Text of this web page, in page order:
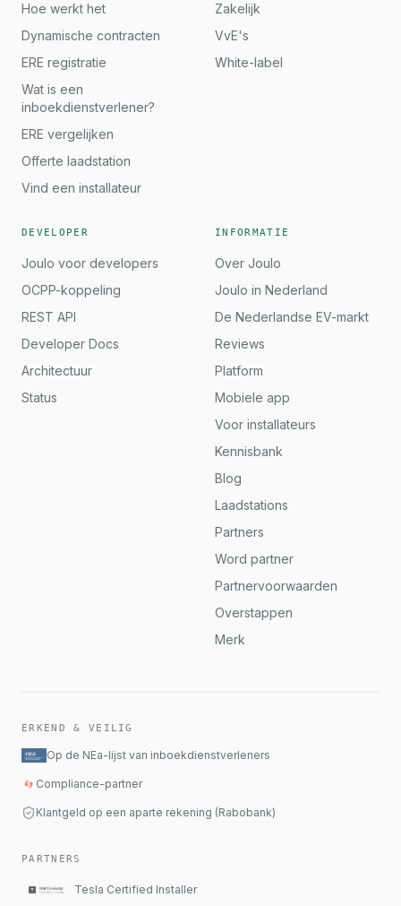
Hoe werkt het
Dynamische contracten
ERE registratie
Wat is een
inboekdienstverlener?
ERE vergelijken
Offerte laadstation
Vind een installateur
Zakelijk
VvE's
White-label
DEVELOPER
Joulo voor developers
OCPP-koppeling
REST API
Developer Docs
Architectuur
Status
INFORMATIE
Over Joulo
Joulo in Nederland
De Nederlandse EV-markt
Reviews
Platform
Mobiele app
Voor installateurs
Kennisbank
Blog
Laadstations
Partners
Word partner
Partnervoorwaarden
Overstappen
Merk
ERKEND & VEILIG
Op de NEa-lijst van inboekdienstverleners
Compliance-partner
Klantgeld op een aparte rekening (Rabobank)
PARTNERS
Tesla Certified Installer